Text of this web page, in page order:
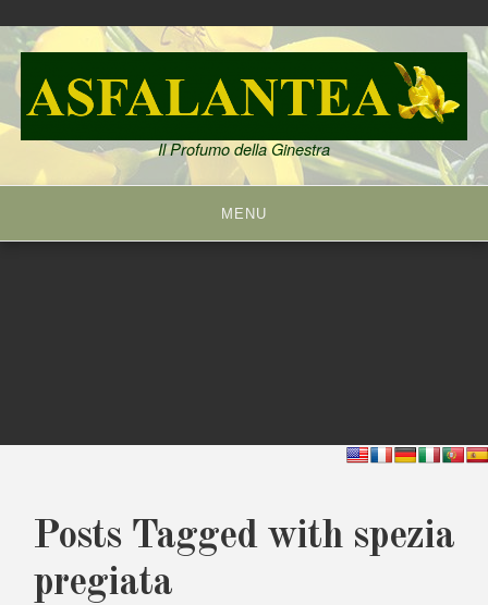
Skip
to
content
Il Profumo della Ginestra
MENU
Posts Tagged with spezia
pregiata